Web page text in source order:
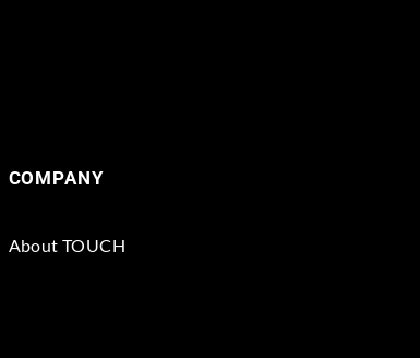
COMPANY
About TOUCH